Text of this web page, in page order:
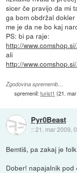
sicer če pravijo da mi
ga bom obdržal
me je da ne bo kaj
PS: bi pa raje:
http://
ali
http://
Zgodovina sprememb…
spremenil:turist1 (21.
Pyr0Beast
::21. mar 2009,
Bemtiš, pa zakaj je
Dober! napajalnik pod